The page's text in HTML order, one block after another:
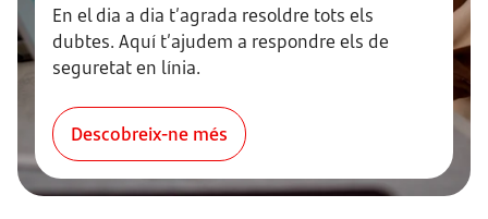
En el dia a dia t’agrada resoldre tots els
dubtes. Aquí t’ajudem a respondre els de
seguretat en línia.
Descobreix-ne més